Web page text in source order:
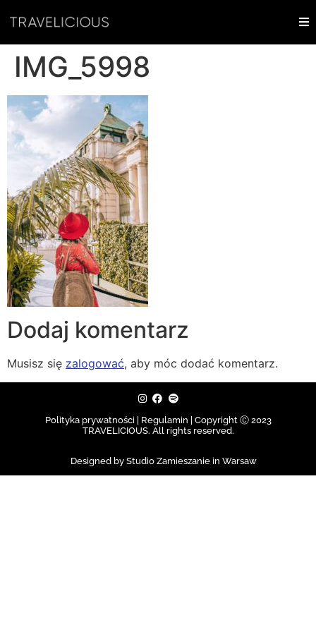
IMG_5998
Dodaj komentarz
Musisz się zalogować, aby móc dodać komentarz.
Polityka prywatności | Regulamin | Copyright Ⓒ 2023
TRAVELICIOUS. All rights reserved.
Designed by Studio Zamieszanie in Warsaw